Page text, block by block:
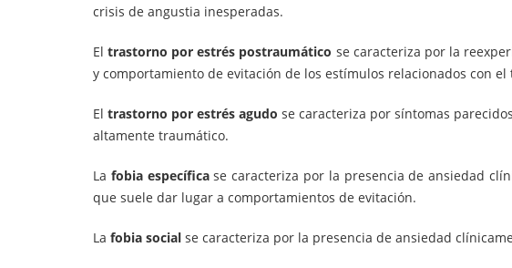
crisis de angustia inesperadas.
Eltrastorno por estrés postraumático se caracteriza por la
y comportamiento de evitación de los estímulos relacionados con el
El trastorno por estrés agudo se caracteriza por síntomas
altamente traumático.
La fobia específicase caracteriza por la presencia de ansiedad
que suele dar lugar a comportamientos de evitación.
La fobia social se caracteriza por la presencia de ansiedad